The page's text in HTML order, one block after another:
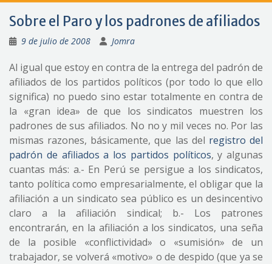
Sobre el Paro y los padrones de afiliados
9 de julio de 2008 Jomra
Al igual que estoy en contra de la entrega del padrón de
afiliados de los partidos políticos (por todo lo que ello
significa) no puedo sino estar totalmente en contra de
la «gran idea» de que los sindicatos muestren los
padrones de sus afiliados. No no y mil veces no. Por las
mismas razones, básicamente, que las del registro del
padrón de afiliados a los partidos políticos, y algunas
cuantas más: a.- En Perú se persigue a los sindicatos,
tanto política como empresarialmente, el obligar que la
afiliación a un sindicato sea público es un desincentivo
claro a la afiliación sindical; b.- Los patrones
encontrarán, en la afiliación a los sindicatos, una seña
de la posible «conflictividad» o «sumisión» de un
trabajador, se volverá «motivo» o de despido (que ya se